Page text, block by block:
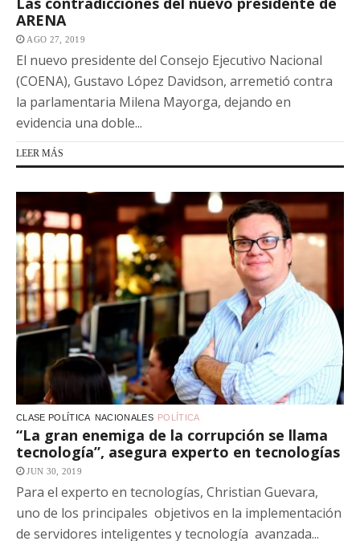
ARENA
AGO 27, 2019
El nuevo presidente del Consejo Ejecutivo Nacional
(COENA), Gustavo López Davidson, arremetió contra
la parlamentaria Milena Mayorga, dejando en
evidencia una doble...
LEER MÁS
CLASE POLÍTICA NACIONALES POLÍTICA
“La gran enemiga de la corrupción se llama
tecnología”, asegura experto en tecnologías
JUN 30, 2019
Para el experto en tecnologías, Christian Guevara,
uno de los principales objetivos en la implementación
de servidores inteligentes y tecnología avanzada...